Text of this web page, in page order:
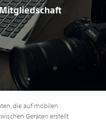
die auf mobilen
Geräten erstellt